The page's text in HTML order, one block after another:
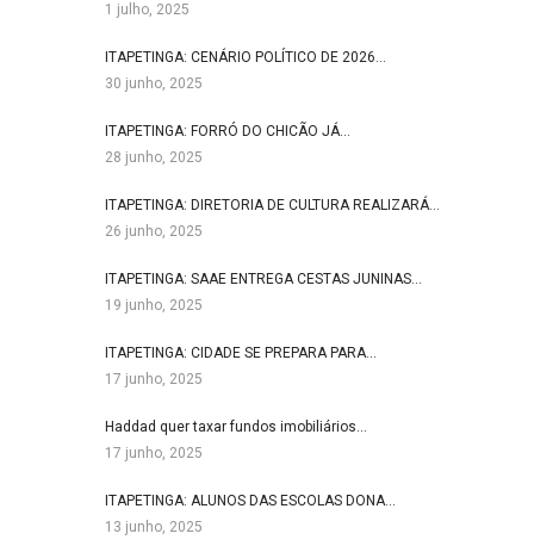
1 julho, 2025
ITAPETINGA: CENÁRIO POLÍTICO DE 2026…
30 junho, 2025
ITAPETINGA: FORRÓ DO CHICÃO JÁ…
28 junho, 2025
ITAPETINGA: DIRETORIA DE CULTURA REALIZARÁ…
26 junho, 2025
ITAPETINGA: SAAE ENTREGA CESTAS JUNINAS…
19 junho, 2025
ITAPETINGA: CIDADE SE PREPARA PARA…
17 junho, 2025
Haddad quer taxar fundos imobiliários…
17 junho, 2025
ITAPETINGA: ALUNOS DAS ESCOLAS DONA…
13 junho, 2025